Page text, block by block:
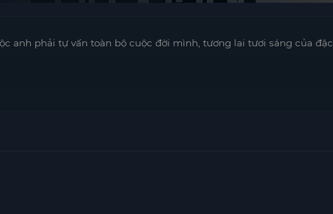
anh phải tự vấn toàn bộ cuộc đời mình, tương lai tươi sáng của đặc